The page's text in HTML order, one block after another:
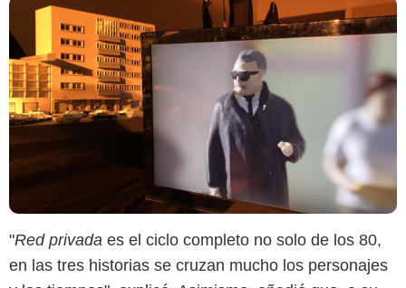
"Red privada es el ciclo completo no solo de los 80,
en las tres historias se cruzan mucho los personajes